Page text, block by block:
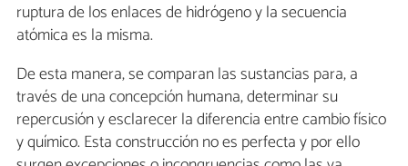
ruptura de los enlaces de hidrógeno y la secuencia
atómica es la misma.
De esta manera, se comparan las sustancias para, a
través de una concepción humana, determinar su
repercusión y esclarecer la diferencia entre cambio físico
y químico. Esta construcción no es perfecta y por ello